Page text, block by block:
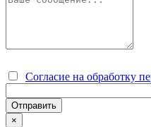
Согласие на обработку
×